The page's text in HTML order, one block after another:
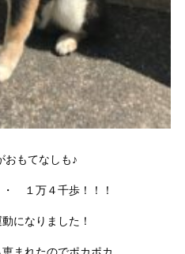
おもてなしも♪
・ １万４千歩！！！
になりました！